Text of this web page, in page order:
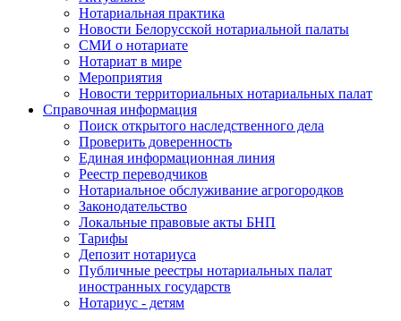
Нотариальная практика
Новости Белорусской нотариальной палаты
СМИ о нотариате
Нотариат в мире
Мероприятия
Новости территориальных нотариальных палат
Справочная информация
Поиск открытого наследственного дела
Проверить доверенность
Единая информационная линия
Реестр переводчиков
Нотариальное обслуживание агрогородков
Законодательство
Локальные правовые акты БНП
Тарифы
Депозит нотариуса
Публичные реестры нотариальных палат
иностранных государств
Нотариус - детям